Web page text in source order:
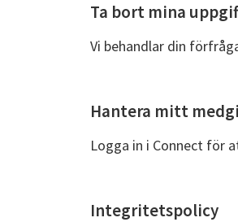
Ta bort mina
Vi behandlar din
Hantera mitt
Logga in i Connect för
Integritetspolicy